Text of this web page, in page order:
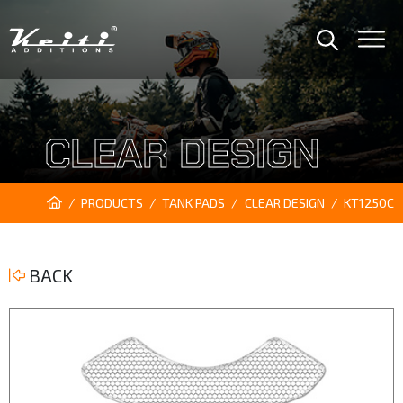
CLEAR DESIGN
PRODUCTS TANK PADS CLEAR DESIGN KT1250C
BACK